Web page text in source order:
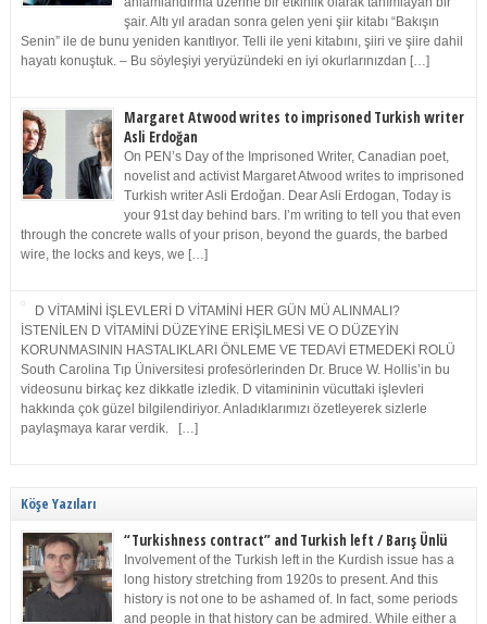
şair. Altı yıl aradan sonra gelen yeni şiir kitabı “Bakışın
Senin” ile de bunu yeniden kanıtlıyor. Telli ile yeni kitabını, şiiri ve şiire dahil
hayatı konuştuk. – Bu söyleşiyi yeryüzündeki en iyi okurlarınızdan […]
Margaret Atwood writes to imprisoned Turkish writer
Asli Erdoğan
On PEN’s Day of the Imprisoned Writer, Canadian poet,
novelist and activist Margaret Atwood writes to imprisoned
Turkish writer Asli Erdoğan. Dear Asli Erdogan, Today is
your 91st day behind bars. I’m writing to tell you that even
through the concrete walls of your prison, beyond the guards, the barbed
wire, the locks and keys, we […]
D VİTAMİNİ İŞLEVLERİ D VİTAMİNİ HER GÜN MÜ ALINMALI?
İSTENİLEN D VİTAMİNİ DÜZEYİNE ERİŞİLMESİ VE O DÜZEYİN
KORUNMASININ HASTALIKLARI ÖNLEME VE TEDAVİ ETMEDEKİ ROLÜ
South Carolina Tıp Üniversitesi profesörlerinden Dr. Bruce W. Hollis’in bu
videosunu birkaç kez dikkatle izledik. D vitamininin vücuttaki işlevleri
hakkında çok güzel bilgilendiriyor. Anladıklarımızı özetleyerek sizlerle
paylaşmaya karar verdik. […]
Köşe Yazıları
“Turkishness contract” and Turkish left / Barış Ünlü
Involvement of the Turkish left in the Kurdish issue has a
long history stretching from 1920s to present. And this
history is not one to be ashamed of. In fact, some periods
and people in that history can be admired. While either a